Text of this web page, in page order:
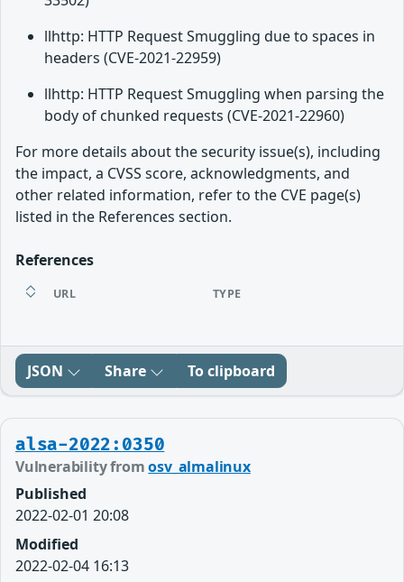
llhttp: HTTP Request Smuggling due to spaces in
headers (CVE-2021-22959)
llhttp: HTTP Request Smuggling when parsing the
body of chunked requests (CVE-2021-22960)
For more details about the security issue(s), including
the impact, a CVSS score, acknowledgments, and
other related information, refer to the CVE page(s)
listed in the References section.
References
URL TYPE
JSON Share To clipboard
alsa-2022:0350
Vulnerability fromosv_almalinux
Published
2022-02-01 20:08
Modified
2022-02-04 16:13